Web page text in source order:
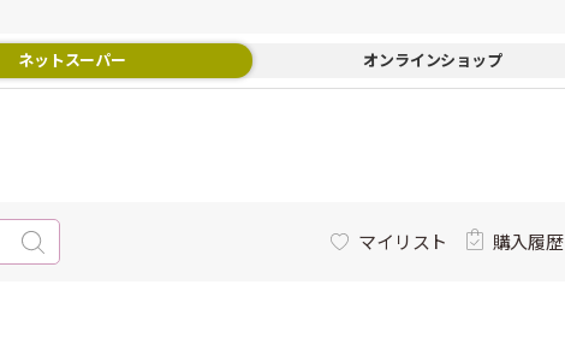
ネットスーパー オンラインショップ
マイリスト 購入履歴